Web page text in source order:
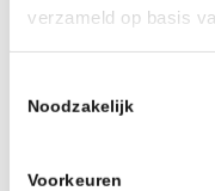
verzameld op basis
Noodzakelijk
Voorkeuren
Schaken.nl